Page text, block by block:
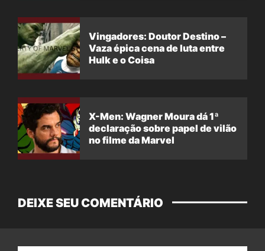
Vingadores: Doutor Destino –
Vaza épica cena de luta entre
Hulk e o Coisa
X-Men: Wagner Moura dá 1ª
declaração sobre papel de vilão
no filme da Marvel
DEIXE SEU COMENTÁRIO